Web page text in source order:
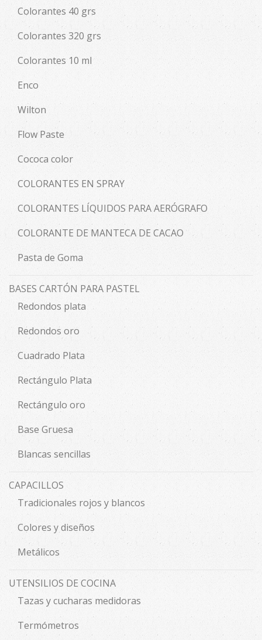
Colorantes 40 grs
Colorantes 320 grs
Colorantes 10 ml
Enco
Wilton
Flow Paste
Cococa color
COLORANTES EN SPRAY
COLORANTES LÍQUIDOS PARA AERÓGRAFO
COLORANTE DE MANTECA DE CACAO
Pasta de Goma
BASES CARTÓN PARA PASTEL
Redondos plata
Redondos oro
Cuadrado Plata
Rectángulo Plata
Rectángulo oro
Base Gruesa
Blancas sencillas
CAPACILLOS
Tradicionales rojos y blancos
Colores y diseños
Metálicos
UTENSILIOS DE COCINA
Tazas y cucharas medidoras
Termómetros